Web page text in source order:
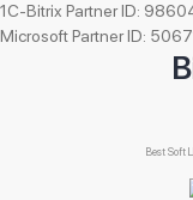
1C-Bitrix Partner ID:
Microsoft Partner ID:
Best Soft